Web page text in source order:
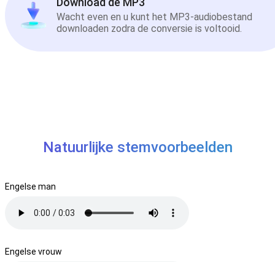
Wacht even en u kunt het MP3-audiobestand
downloaden zodra de conversie is voltooid.
Natuurlijke stemvoorbeelden
Engelse man
Engelse vrouw